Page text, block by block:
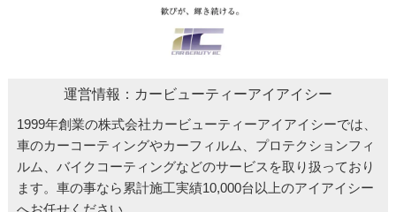
運営情報：カービューティーアイアイシー
1999年創業の株式会社カービューティーアイアイシーでは、
車のカーコーティングやカーフィルム、プロテクションフィ
ルム、バイクコーティングなどのサービスを取り扱っており
ます。車の事なら累計施工実績10,000台以上のアイアイシー
へお任せください。